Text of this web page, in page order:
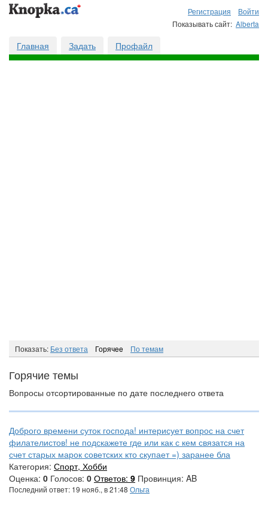
Регистрация
Войти
Показывать сайт: Alberta
Главная Задать Профайл
Показать: Без ответа Горячee По темам
Горячие темы
Вопросы отсортированные по дате последнего ответа
Доброго времени суток господа! интерисует вопрос на счет
филателистов! не подскажете где или как с кем связатся на
счет старых марок советских кто скупает =) заранее бла
Категория: Спорт, Хобби
Оценка: 0 Голосов: 0 Ответов: 9 Провинция: AB
Последний ответ: 19 нояб., в 21:48 Ольга